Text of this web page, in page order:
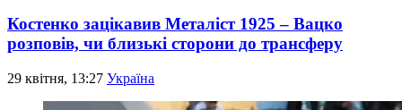
Костенко зацікавив Металіст 1925 – Вацко
розповів, чи близькі сторони до трансферу
29 квітня, 13:27 Україна